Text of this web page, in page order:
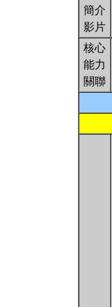
簡介
影片
核心
能力
關聯